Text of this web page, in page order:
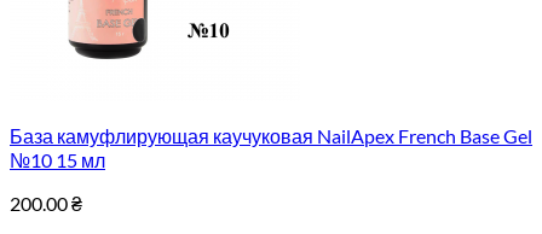
База камуфлирующая каучуковая NailApex French Base Gel
№10 15 мл
200.00₴